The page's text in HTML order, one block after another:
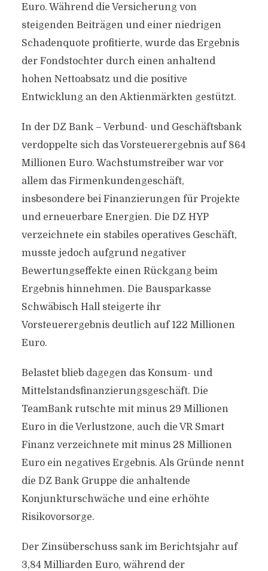
Euro. Während die Versicherung von
steigenden Beiträgen und einer niedrigen
Schadenquote profitierte, wurde das Ergebnis
der Fondstochter durch einen anhaltend
hohen Nettoabsatz und die positive
Entwicklung an den Aktienmärkten gestützt.
In der DZ Bank – Verbund- und Geschäftsbank
verdoppelte sich das Vorsteuerergebnis auf 864
Millionen Euro. Wachstumstreiber war vor
allem das Firmenkundengeschäft,
insbesondere bei Finanzierungen für Projekte
und erneuerbare Energien. Die DZ HYP
verzeichnete ein stabiles operatives Geschäft,
musste jedoch aufgrund negativer
Bewertungseffekte einen Rückgang beim
Ergebnis hinnehmen. Die Bausparkasse
Schwäbisch Hall steigerte ihr
Vorsteuerergebnis deutlich auf 122 Millionen
Euro.
Belastet blieb dagegen das Konsum- und
Mittelstandsfinanzierungsgeschäft. Die
TeamBank rutschte mit minus 29 Millionen
Euro in die Verlustzone, auch die VR Smart
Finanz verzeichnete mit minus 28 Millionen
Euro ein negatives Ergebnis. Als Gründe nennt
die DZ Bank Gruppe die anhaltende
Konjunkturschwäche und eine erhöhte
Risikovorsorge.
Der Zinsüberschuss sank im Berichtsjahr auf
3,84 Milliarden Euro, während der